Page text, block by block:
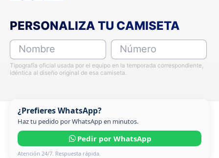
PERSONALIZA TU CAMISETA
Nombre Número
Tipografía oficial usada por el equipo en la temporada correspondiente,
idéntica al diseño original de esa camiseta.
¿Prefieres WhatsApp?
Haz tu pedido por WhatsApp en minutos.
Pedir por WhatsApp
Atención 24/7. Respuesta rápida.